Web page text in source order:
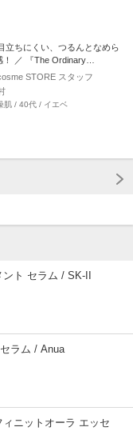
立ちにくい、つるんとなめら
Ordinary
STORE スタッフ
肌 / 40代 / イエベ
だ
しま
ント セラム / SK-II
ラム / Anua
ニットオーラ エッセ